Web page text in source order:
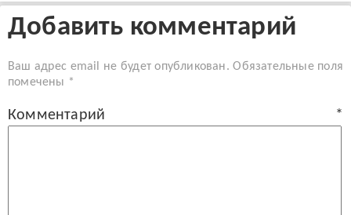
Добавить комментарий
Ваш адрес email не будет опубликован. Обязательные поля
помечены *
Комментарий *